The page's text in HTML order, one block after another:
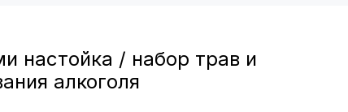
настойка / набор трав и
алкоголя